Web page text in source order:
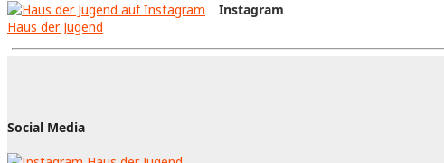
Instagram
Haus der Jugend
Social Media